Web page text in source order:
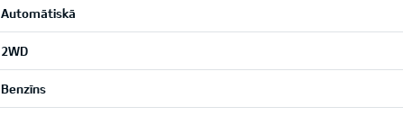
Automātiskā
2WD
Benzīns